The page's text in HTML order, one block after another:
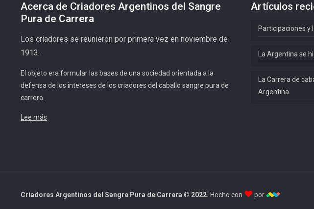
Acerca de Criadores Argentinos del Sangre
Pura de Carrera
Los criadores se reunieron por primera vez en noviembre de
1913.
El objeto era formular las bases de una sociedad orientada a la
defensa de los intereses de los criadores del caballo sangre pura de
carrera.
Lee más
Artículos
Participaciones y
La Argentina se
La Carrera de
Argentina
Criadores Argentinos del Sangre Pura de Carrera © 2022. Hecho con ♥ por